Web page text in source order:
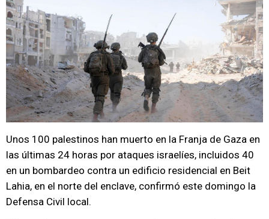
Unos 100 palestinos han muerto en la Franja de Gaza en
las últimas 24 horas por ataques israelíes, incluidos 40
en un bombardeo contra un edificio residencial en Beit
Lahia, en el norte del enclave, confirmó este domingo la
Defensa Civil local.